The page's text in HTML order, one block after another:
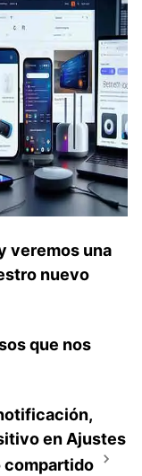
veremos una
nuevo
que nos
en Ajustes
compartido